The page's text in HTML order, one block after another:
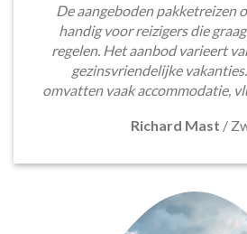
De aangeboden pakketreizen
handig voor reizigers die
regelen. Het aanbod varieert
gezinsvriendelijke
omvatten vaak accommodatie,
Richard Mast /